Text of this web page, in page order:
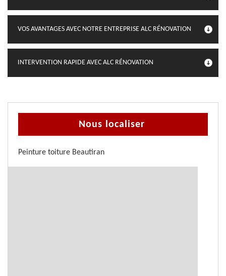
VOS AVANTAGES AVEC NOTRE ENTREPRISE ALC RÉNOVATION
INTERVENTION RAPIDE AVEC ALC RÉNOVATION
Nous localiser
Peinture toiture Beautiran